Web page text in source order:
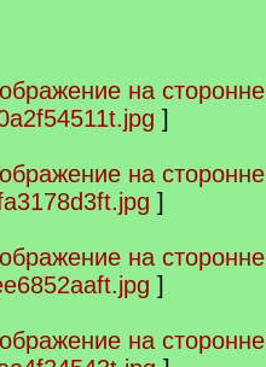
на
]
на
]
на
]
на